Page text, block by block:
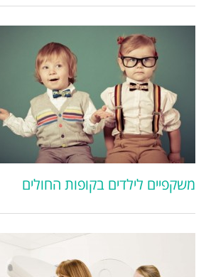
משקפיים לילדים בקופות החולים